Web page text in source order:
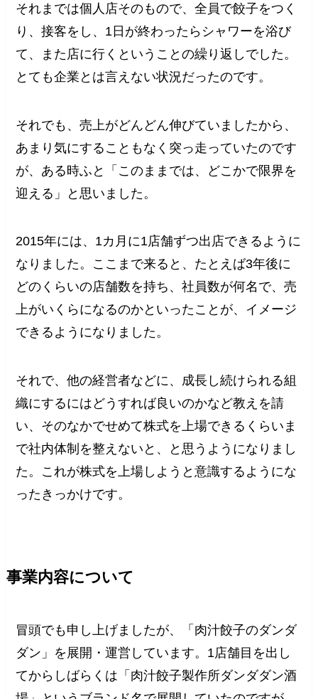
それまでは個人店そのもので、全員で餃子をつく
り、接客をし、1日が終わったらシャワーを浴び
て、また店に行くということの繰り返しでした。
とても企業とは言えない状況だったのです。
それでも、売上がどんどん伸びていましたから、
あまり気にすることもなく突っ走っていたのです
が、ある時ふと「このままでは、どこかで限界を
迎える」と思いました。
2015年には、1カ月に1店舗ずつ出店できるように
なりました。ここまで来ると、たとえば3年後に
どのくらいの店舗数を持ち、社員数が何名で、売
上がいくらになるのかといったことが、イメージ
できるようになりました。
それで、他の経営者などに、成長し続けられる組
織にするにはどうすれば良いのかなど教えを請
い、そのなかでせめて株式を上場できるくらいま
で社内体制を整えないと、と思うようになりまし
た。これが株式を上場しようと意識するようにな
ったきっかけです。
事業内容について
冒頭でも申し上げましたが、「肉汁餃子のダンダ
ダン」を展開・運営しています。1店舗目を出し
てからしばらくは「肉汁餃子製作所ダンダダン酒